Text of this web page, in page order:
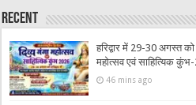
Recent
हरिद्वार में 29-30 अगस्त को
महोत्सव एवं साहित्यिक
46 mins ago